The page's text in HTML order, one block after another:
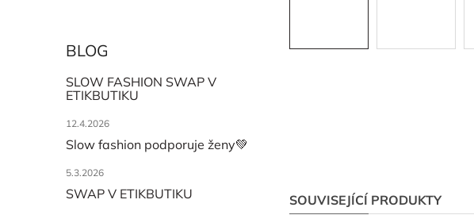
BLOG
SLOW FASHION SWAP V
ETIKBUTIKU
12.4.2026
Slow fashion podporuje ženy💚
5.3.2026
SWAP V ETIKBUTIKU SOUVISEJÍCÍ PRODUKTY